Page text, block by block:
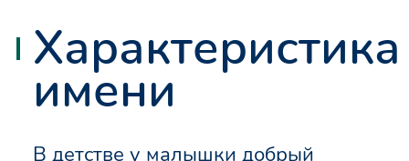
Характеристика
имени
В детстве у малышки добрый